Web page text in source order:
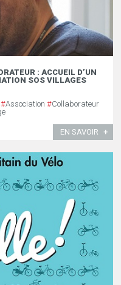
: ACCUEIL D’UN
SOS VILLAGES
#Association #Collaborateur
EN SAVOIR